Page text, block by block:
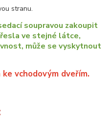
stranu.
soupravou zakoupit
ve stejné látce,
může se vyskytnout
ke vchodovým dveřím.